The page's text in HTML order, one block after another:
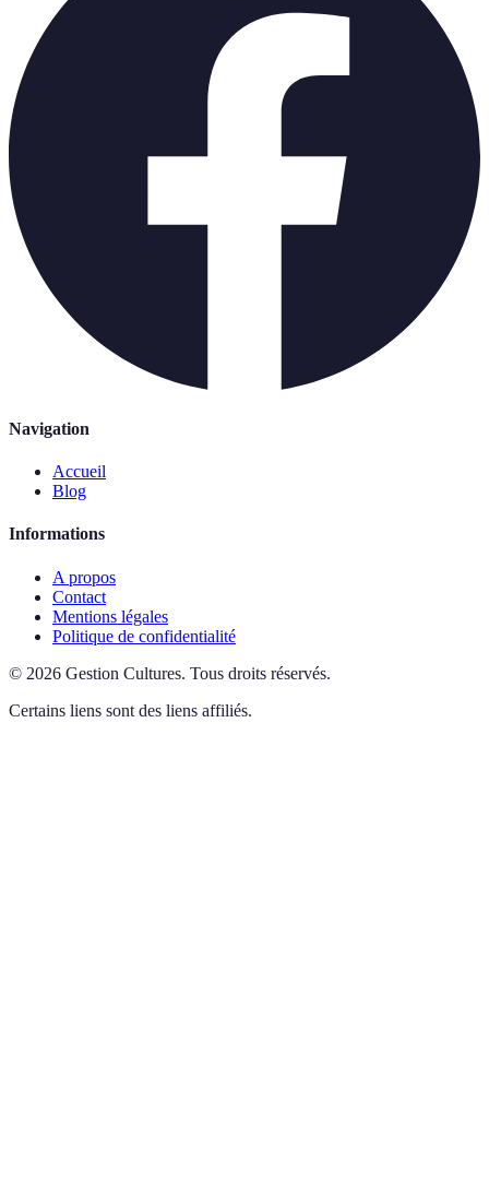
Navigation
Accueil
Blog
Informations
A propos
Contact
Mentions légales
Politique de confidentialité
© 2026 Gestion Cultures. Tous droits réservés.
Certains liens sont des liens affiliés.